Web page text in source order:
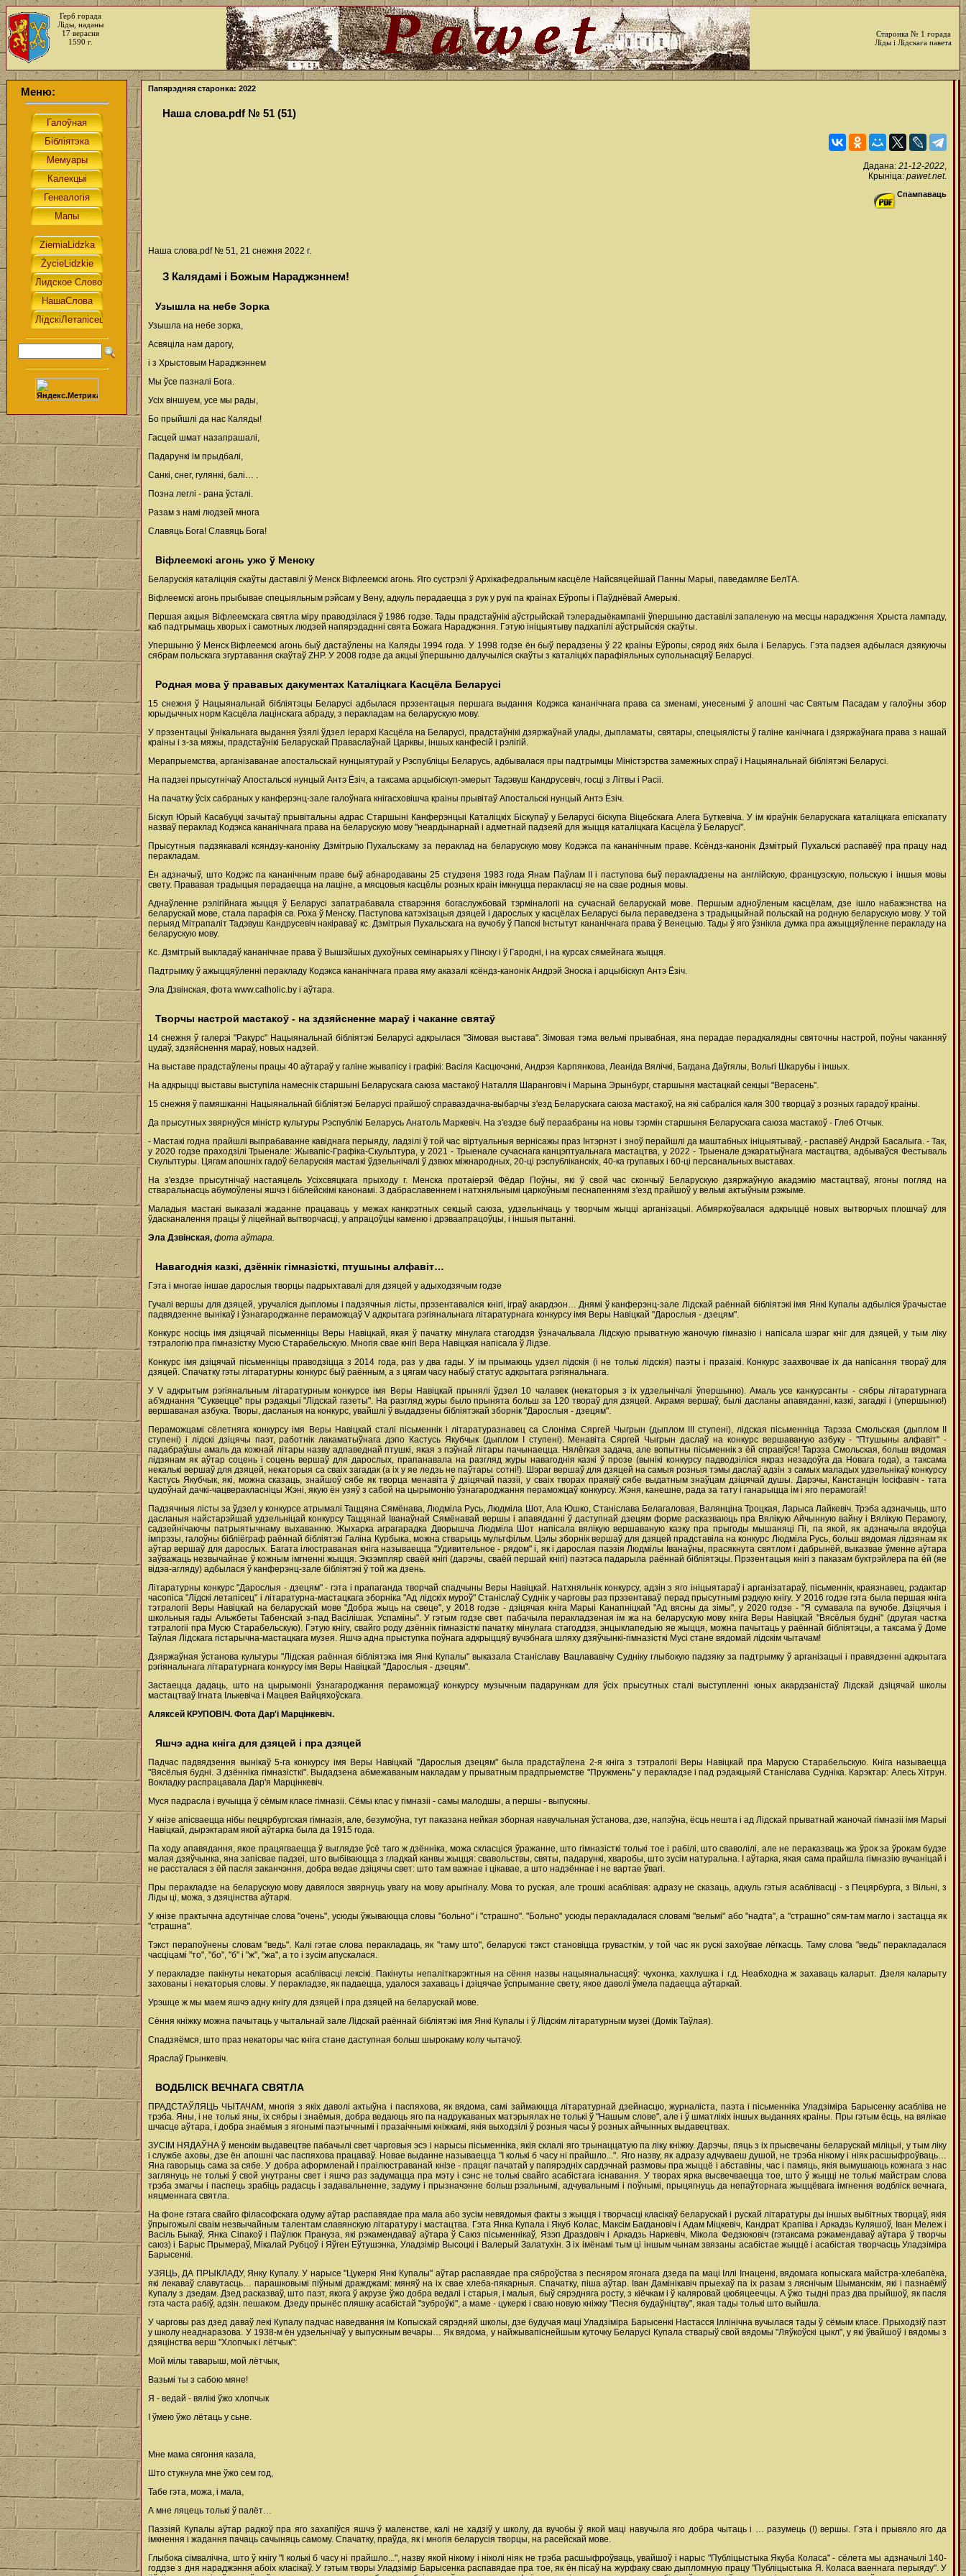
Герб горада
Ліды, наданы
17 верасня
1590 г.
Старонка № 1 горада
Ліды і Лідскага павета
Меню: Папярэдняя старонка: 2022
Наша слова.pdf № 51 (51)
Дадана: 21-12-2022,
Крыніца: pawet.net.
Спампаваць
Наша слова.pdf № 51, 21 снежня 2022 г.
З Калядамі і Божым Нараджэннем!
Узышла на небе Зорка
Узышла на небе зорка,
Асвяціла нам дарогу,
і з Хрыстовым Нараджэннем
Мы ўсе пазналі Бога.
Усіх віншуем, усе мы рады,
Бо прыйшлі да нас Каляды!
Гасцей шмат назапрашалі,
Падарункі ім прыдбалі,
Санкі, снег, гулянкі, балі… .
Позна леглі - рана ўсталі.
Разам з намі людзей многа
Славяць Бога! Славяць Бога!
Віфлеемскі агонь ужо ў Менску
Беларускія каталіцкія скаўты даставілі ў Менск Віфлеемскі агонь. Яго сустрэлі ў Архікафедральным касцёле Найсвяцейшай Панны Марыі, паведамляе БелТА.
Віфлеемскі агонь прыбывае спецыяльным рэйсам у Вену, адкуль перадаецца з рук у рукі па краінах Еўропы і Паўднёвай Амерыкі.
Першая акцыя Віфлеемскага святла міру праводзілася ў 1986 годзе. Тады прадстаўнікі аўстрыйскай тэлерадыёкампаніі ўпершыню даставілі запаленую на месцы нараджэння Хрыста лампаду,
каб падтрымаць хворых і самотных людзей напярэдаднні свята Божага Нараджэння. Гэтую ініцыятыву падхапілі аўстрыйскія скаўты.
Упершыню ў Менск Віфлеемскі агонь быў дастаўлены на Каляды 1994 года. У 1998 годзе ён быў перадзены ў 22 краіны Еўропы, сярод якіх была і Беларусь. Гэта падзея адбылася дзякуючы
сябрам польскага згуртавання скаўтаў ZHP. У 2008 годзе да акцыі ўпершыню далучыліся скаўты з каталіцкіх парафіяльных супольнасцяў Беларусі.
Родная мова ў прававых дакументах Каталіцкага Касцёла Беларусі
15 снежня ў Нацыянальнай бібліятэцы Беларусі адбылася прэзентацыя першага выдання Кодэкса кананічнага права са зменамі, унесенымі ў апошні час Святым Пасадам у галоўны збор
юрыдычных норм Касцёла лацінскага абраду, з перакладам на беларускую мову.
У прэзентацыі ўнікальнага выдання ўзялі ўдзел іерархі Касцёла на Беларусі, прадстаўнікі дзяржаўнай улады, дыпламаты, святары, спецыялісты ў галіне канічнага і дзяржаўнага права з нашай
краіны і з-за мяжы, прадстаўнікі Беларускай Праваслаўнай Царквы, іншых канфесій і рэлігій.
Мерапрыемства, арганізаванае апостальскай нунцыятурай у Рэспубліцы Беларусь, адбывалася пры падтрымцы Міністэрства замежных спраў і Нацыянальнай бібліятэкі Беларусі.
На падзеі прысутнічаў Апостальскі нунцый Антэ Ёзіч, а таксама арцыбіскуп-эмерыт Тадэвуш Кандрусевіч, госці з Літвы і Расіі.
На пачатку ўсіх сабраных у канферэнц-зале галоўнага кнігасховішча краіны прывітаў Апостальскі нунцый Антэ Ёзіч.
Біскуп Юрый Касабуцкі зачытаў прывітальны адрас Старшыні Канферэнцыі Каталіцкіх Біскупаў у Беларусі біскупа Віцебскага Алега Буткевіча. У ім кіраўнік беларускага каталіцкага епіскапату
назваў пераклад Кодэкса кананічнага права на беларускую мову "неардынарнай і адметнай падзеяй для жыцця каталіцкага Касцёла ў Беларусі".
Прысутныя падзякавалі ксяндзу-каноніку Дзмітрыю Пухальскаму за пераклад на беларускую мову Кодэкса па кананічным праве. Ксёндз-канонік Дзмітрый Пухальскі распавёў пра працу над
перакладам.
Ён адзначыў, што Кодэкс па кананічным праве быў абнародаваны 25 студзеня 1983 года Янам Паўлам II і паступова быў перакладзены на англійскую, французскую, польскую і іншыя мовы
свету. Прававая традыцыя перадаецца на лаціне, а мясцовыя касцёлы розных краін імкнуцца перакласці яе на свае родныя мовы.
Аднаўленне рэлігійнага жыцця ў Беларусі запатрабавала стварэння богаслужбовай тэрміналогіі на сучаснай беларускай мове. Першым адноўленым касцёлам, дзе ішло набажэнства на
беларускай мове, стала парафія св. Роха ў Менску. Паступова катэхізацыя дзяцей і дарослых у касцёлах Беларусі была пераведзена з традыцыйнай польскай на родную беларускую мову. У той
перыяд Мітрапаліт Тадэвуш Кандрусевіч накіраваў кс. Дзмітрыя Пухальскага на вучобу ў Папскі Інстытут кананічнага права ў Венецыю. Тады ў яго ўзнікла думка пра ажыццяўленне перакладу на
беларускую мову.
Кс. Дзмітрый выкладаў кананічнае права ў Вышэйшых духоўных семінарыях у Пінску і ў Гародні, і на курсах сямейнага жыцця.
Падтрымку ў ажыццяўленні перакладу Кодэкса кананічнага права яму аказалі ксёндз-канонік Андрэй Зноска і арцыбіскуп Антэ Ёзіч.
Эла Дзвінская, фота www.catholic.by і аўтара.
Творчы настрой мастакоў - на здзяйсненне мараў і чаканне святаў
14 снежня ў галерэі "Ракурс" Нацыянальнай бібліятэкі Беларусі адкрылася "Зімовая выстава". Зімовая тэма вельмі прывабная, яна перадае перадкалядны святочны настрой, поўны чаканняў
цудаў, здзяйснення мараў, новых надзей.
На выставе прадстаўлены працы 40 аўтараў у галіне жывапісу і графікі: Васіля Касцючэнкі, Андрэя Карпянкова, Леаніда Вялічкі, Багдана Даўгялы, Вольгі Шкарубы і іншых.
На адкрыцці выставы выступіла намеснік старшыні Беларускага саюза мастакоў Наталля Шаранговіч і Марына Эрынбург, старшыня мастацкай секцыі "Верасень".
15 снежня ў памяшканні Нацыянальнай бібліятэкі Беларусі прайшоў справаздачна-выбарчы з'езд Беларускага саюза мастакоў, на які сабраліся каля 300 творцаў з розных гарадоў краіны.
Да прысутных звярнуўся міністр культуры Рэспублікі Беларусь Анатоль Маркевіч. На з'ездзе быў пераабраны на новы тэрмін старшыня Беларускага саюза мастакоў - Глеб Отчык.
- Мастакі годна прайшлі выпрабаванне кавіднага перыяду, ладзілі ў той час віртуальныя вернісажы праз Інтэрнэт і зноў перайшлі да маштабных ініцыятываў, - распавёў Андрэй Басалыга. - Так,
у 2020 годзе праходзілі Трыенале: Жывапіс-Графіка-Скульптура, у 2021 - Трыенале сучаснага канцэптуальнага мастацтва, у 2022 - Трыенале дэкаратыўнага мастацтва, адбываўся Фестываль
Скульптуры. Цягам апошніх гадоў беларускія мастакі ўдзельнічалі ў дзвюх міжнародных, 20-ці рэспубліканскіх, 40-ка групавых і 60-ці персанальных выставах.
На з'ездзе прысутнічаў настаяцель Усіхсвяцкага прыходу г. Менска протаіерэй Фёдар Поўны, які ў свой час скончыў Беларускую дзяржаўную акадэмію мастацтваў, ягоны погляд на
стваральнасць абумоўлены яшчэ і біблейскімі канонамі. З дабраславеннем і натхняльнымі царкоўнымі песнапеннямі з'езд прайшоў у вельмі актыўным рэжыме.
Маладыя мастакі выказалі жаданне працаваць у межах канкрэтных секцый саюза, удзельнічаць у творчым жыцці арганізацыі. Абмяркоўвалася адкрыццё новых вытворчых плошчаў для
ўдасканалення працы ў ліцейнай вытворчасці, у апрацоўцы каменю і дрэваапрацоўцы, і іншыя пытанні.
Эла Дзвінская, фота аўтара.
Навагоднія казкі, дзённік гімназісткі, птушыны алфавіт…
Гэта і многае іншае дарослыя творцы падрыхтавалі для дзяцей у адыходзячым годзе
Гучалі вершы для дзяцей, уручаліся дыпломы і падзячныя лісты, прэзентаваліся кнігі, іграў акардэон… Днямі ў канферэнц-зале Лідскай раённай бібліятэкі імя Янкі Купалы адбыліся ўрачыстае
падвядзенне вынікаў і ўзнагароджанне пераможцаў V адкрытага рэгіянальнага літаратурнага конкурсу імя Веры Навіцкай "Дарослыя - дзецям".
Конкурс носіць імя дзіцячай пісьменніцы Веры Навіцкай, якая ў пачатку мінулага стагоддзя ўзначальвала Лідскую прыватную жаночую гімназію і напісала шэраг кніг для дзяцей, у тым ліку
тэтралогію пра гімназістку Мусю Старабельскую. Многія свае кнігі Вера Навіцкая напісала ў Лідзе.
Конкурс імя дзіцячай пісьменніцы праводзіцца з 2014 года, раз у два гады. У ім прымаюць удзел лідскія (і не толькі лідскія) паэты і празаікі. Конкурс заахвочвае іх да напісання твораў для
дзяцей. Спачатку гэты літаратурны конкурс быў раённым, а з цягам часу набыў статус адкрытага рэгіянальнага.
У V адкрытым рэгіянальным літаратурным конкурсе імя Веры Навіцкай прынялі ўдзел 10 чалавек (некаторыя з іх удзельнічалі ўпершыню). Амаль усе канкурсанты - сябры літаратурнага
аб'яднання "Суквецце" пры рэдакцыі "Лідскай газеты". На разгляд журы было прынята больш за 120 твораў для дзяцей. Акрамя вершаў, былі дасланы апавяданні, казкі, загадкі і (упершыню!)
вершаваная азбука. Творы, дасланыя на конкурс, увайшлі ў выдадзены бібліятэкай зборнік "Дарослыя - дзецям".
Пераможцамі сёлетняга конкурсу імя Веры Навіцкай сталі пісьменнік і літаратуразнавец са Слоніма Сяргей Чыгрын (дыплом ІІІ ступені), лідская пісьменніца Тарэза Смольская (дыплом ІІ
ступені) і лідскі дзіцячы паэт, работнік лакаматыўнага дэпо Кастусь Якубчык (дыплом І ступені). Менавіта Сяргей Чыгрын даслаў на конкурс вершаваную азбуку - "Птушыны алфавіт" -
падабраўшы амаль да кожнай літары назву адпаведнай птушкі, якая з пэўнай літары пачынаецца. Нялёгкая задача, але вопытны пісьменнік з ёй справіўся! Тарэза Смольская, больш вядомая
лідзянам як аўтар соцень і соцень вершаў для дарослых, прапанавала на разгляд журы навагоднія казкі ў прозе (вынікі конкурсу падводзіліся якраз незадоўга да Новага года), а таксама
некалькі вершаў для дзяцей, некаторыя са сваіх загадак (а іх у яе ледзь не паўтары сотні!). Шэраг вершаў для дзяцей на самыя розныя тэмы даслаў адзін з самых маладых удзельнікаў конкурсу
Кастусь Якубчык, які, можна сказаць, знайшоў сябе як творца менавіта ў дзіцячай паэзіі, у сваіх творах праявіў сябе выдатным знаўцам дзіцячай душы. Дарэчы, Канстанцін Іосіфавіч - тата
цудоўнай дачкі-чацверакласніцы Жэні, якую ён узяў з сабой на цырымонію ўзнагароджання пераможцаў конкурсу. Жэня, канешне, рада за тату і ганарыцца ім і яго перамогай!
Падзячныя лісты за ўдзел у конкурсе атрымалі Таццяна Сямёнава, Людміла Русь, Людміла Шот, Ала Юшко, Станіслава Белагаловая, Валянціна Троцкая, Ларыса Лайкевіч. Трэба адзначыць, што
дасланыя найстарэйшай удзельніцай конкурсу Таццянай Іванаўнай Сямёнавай вершы і апавяданні ў даступнай дзецям форме расказваюць пра Вялікую Айчынную вайну і Вялікую Перамогу,
садзейнічаючы патрыятычнаму выхаванню. Жыхарка аграгарадка Дворышча Людміла Шот напісала вялікую вершаваную казку пра прыгоды мышаняці Пі, па якой, як адзначыла вядоўца
імпрэзы, галоўны бібліёграф раённай бібліятэкі Галіна Курбыка, можна стварыць мультфільм. Цэлы зборнік вершаў для дзяцей прадставіла на конкурс Людміла Русь, больш вядомая лідзянам як
аўтар вершаў для дарослых. Багата ілюстраваная кніга называецца "Удивительное - рядом" і, як і дарослая паэзія Людмілы Іванаўны, прасякнута святлом і дабрынёй, выказвае ўменне аўтара
заўважаць незвычайнае ў кожным імгненні жыцця. Экзэмпляр сваёй кнігі (дарэчы, сваёй першай кнігі) паэтэса падарыла раённай бібліятэцы. Прэзентацыя кнігі з паказам буктрэйлера па ёй (яе
відэа-агляду) адбылася ў канферэнц-зале бібліятэкі ў той жа дзень.
Літаратурны конкурс "Дарослыя - дзецям" - гэта і прапаганда творчай спадчыны Веры Навіцкай. Натхняльнік конкурсу, адзін з яго ініцыятараў і арганізатараў, пісьменнік, краязнавец, рэдактар
часопіса "Лідскі летапісец" і літаратурна-мастацкага зборніка "Ад лідскіх муроў" Станіслаў Суднік у чарговы раз прэзентаваў перад прысутнымі рэдкую кнігу. У 2016 годзе гэта была першая кніга
тэтралогіі Веры Навіцкай на беларускай мове "Добра жыць на свеце", у 2018 годзе - дзіцячая кніга Марыі Канапніцкай "Ад вясны да зімы", у 2020 годзе - "Я сумавала па вучобе. Дзіцячыя і
школьныя гады Альжбеты Табенскай з-пад Васілішак. Успаміны". У гэтым годзе свет пабачыла перакладзеная ім жа на беларускую мову кніга Веры Навіцкай "Вясёлыя будні" (другая частка
тэтралогіі пра Мусю Старабельскую). Гэтую кнігу, свайго роду дзённік гімназісткі пачатку мінулага стагоддзя, энцыклапедыю яе жыцця, можна пачытаць у раённай бібліятэцы, а таксама ў Доме
Таўлая Лідскага гістарычна-мастацкага музея. Яшчэ адна прыступка поўнага адкрыццяў вучэбнага шляху дзяўчынкі-гімназісткі Мусі стане вядомай лідскім чытачам!
Дзяржаўная ўстанова культуры "Лідская раённая бібліятэка імя Янкі Купалы" выказала Станіславу Вацлававічу Судніку глыбокую падзяку за падтрымку ў арганізацыі і правядзенні адкрытага
рэгіянальнага літаратурнага конкурсу імя Веры Навіцкай "Дарослыя - дзецям".
Застаецца дадаць, што на цырымоніі ўзнагароджання пераможцаў конкурсу музычным падарункам для ўсіх прысутных сталі выступленні юных акардэаністаў Лідскай дзіцячай школы
мастацтваў Ігната Ількевіча і Мацвея Вайцяхоўскага.
Аляксей КРУПОВІЧ. Фота Дар'і Марцінкевіч.
Яшчэ адна кніга для дзяцей і пра дзяцей
Падчас падвядзення вынікаў 5-га конкурсу імя Веры Навіцкай "Дарослыя дзецям" была прадстаўлена 2-я кніга з тэтралогіі Веры Навіцкай пра Марусю Старабельскую. Кніга называецца
"Вясёлыя будні. З дзённіка гімназісткі". Выдадзена абмежаваным накладам у прыватным прадпрыемстве "Пружмень" у перакладзе і пад рэдакцыяй Станіслава Судніка. Карэктар: Алесь Хітрун.
Вокладку распрацавала Дар'я Марцінкевіч.
Муся падрасла і вучыцца ў сёмым класе гімназіі. Сёмы клас у гімназіі - самы малодшы, а першы - выпускны.
У кнізе апісваецца нібы пецярбургская гімназія, але, безумоўна, тут паказана нейкая зборная навучальная ўстанова, дзе, напэўна, ёсць нешта і ад Лідскай прыватнай жаночай гімназіі імя Марыі
Навіцкай, дырэктарам якой аўтарка была да 1915 года.
Па ходу апавядання, якое працягваецца ў выглядзе ўсё таго ж дзённіка, можа скласціся ўражанне, што гімназісткі толькі тое і рабілі, што сваволілі, але не пераказваць жа ўрок за ўрокам будзе
малая дзяўчынка, яна запісвае падзеі, што выбіваюцца з гладкай канвы жыцця: свавольствы, святы, падарункі, хваробы, што зусім натуральна. І аўтарка, якая сама прайшла гімназію вучаніцай і
не рассталася з ёй пасля заканчэння, добра ведае дзіцячы свет: што там важнае і цікавае, а што надзённае і не вартае ўвагі.
Пры перакладзе на беларускую мову давялося звярнуць увагу на мову арыгіналу. Мова то руская, але трошкі асаблівая: адразу не сказаць, адкуль гэтыя асаблівасці - з Пецярбурга, з Вільні, з
Ліды ці, можа, з дзяцінства аўтаркі.
У кнізе практычна адсутнічае слова "очень", усюды ўжываюцца словы "больно" і "страшно". "Больно" усюды перакладалася словамі "вельмі" або "надта", а "страшно" сям-там магло і застацца як
"страшна".
Тэкст перапоўнены словам "ведь". Калі гэтае слова перакладаць, як "таму што", беларускі тэкст становіцца грувасткім, у той час як рускі захоўвае лёгкасць. Таму слова "ведь" перакладалася
часціцамі "то", "бо", "б" і "ж", "жа", а то і зусім апускалася.
У перакладзе пакінуты некаторыя асаблівасці лексікі. Пакінуты непаліткарэктныя на сёння назвы нацыянальнасцяў: чухонка, хахлушка і г.д. Неабходна ж захаваць каларыт. Дзеля каларыту
захованы і некаторыя словы. У перакладзе, як падаецца, удалося захаваць і дзіцячае ўспрыманне свету, якое даволі ўмела падаецца аўтаркай.
Урэшце ж мы маем яшчэ адну кнігу для дзяцей і пра дзяцей на беларускай мове.
Сёння кніжку можна пачытаць у чытальнай зале Лідскай раённай бібліятэкі імя Янкі Купалы і ў Лідскім літаратурным музеі (Домік Таўлая).
Спадзяёмся, што праз некаторы час кніга стане даступная больш шырокаму колу чытачоў.
Яраслаў Грынкевіч.
ВОДБЛІСК ВЕЧНАГА СВЯТЛА
ПРАДСТАЎЛЯЦЬ ЧЫТАЧАМ, многія з якіх даволі актыўна і паспяхова, як вядома, самі займаюцца літаратурнай дзейнасцю, журналіста, паэта і пісьменніка Уладзіміра Барысенку асабліва не
трэба. Яны, і не толькі яны, іх сябры і знаёмыя, добра ведаюць яго па надрукаваных матэрыялах не толькі ў "Нашым слове", але і ў шматлікіх іншых выданнях краіны. Пры гэтым ёсць, на вялікае
шчасце аўтара, і добра знаёмыя з ягонымі паэтычнымі і празаічнымі кніжкамі, якія выходзілі ў розныя часы ў розных айчынных выдавецтвах.
ЗУСІМ НЯДАЎНА ў менскім выдавецтве пабачылі свет чарговыя эсэ і нарысы пісьменніка, якія склалі яго трынаццатую па ліку кніжку. Дарэчы, пяць з іх прысвечаны беларускай міліцыі, у тым ліку
і службе аховы, дзе ён апошні час паспяхова працаваў. Новае выданне называецца "І колькі б часу ні прайшло...". Яго назву, як адразу адчуваеш душой, не трэба нікому і ніяк расшыфроўваць…
Яна гаворыць сама за сябе. У добра аформленай і праілюстраванай кнізе - працяг пачатай у папярэдніх сардэчнай размовы пра жыццё і абставіны, час і памяць, якія вымушаюць кожнага з нас
заглянуць не толькі ў свой унутраны свет і яшчэ раз задумацца пра мэту і сэнс не толькі свайго асабістага існавання. У творах ярка высвечваецца тое, што ў жыцці не толькі майстрам слова
трэба змагчы і паспець зрабіць радасць і задавальненне, задуму і прызначэнне больш рэальнымі, адчувальнымі і поўнымі, прыцягнуць да непаўторнага жыццёвага імгнення водбліск вечнага,
няцменнага святла.
На фоне гэтага свайго філасофскага одуму аўтар распавядае пра мала або зусім невядомыя факты з жыцця і творчасці класікаў беларускай і рускай літаратуры ды іншых выбітных творцаў, якія
ўпрыгожылі сваім незвычайным талентам славянскую літаратуру і мастацтва. Гэта Янка Купала і Якуб Колас, Максім Багдановіч і Адам Міцкевіч, Кандрат Крапіва і Аркадзь Куляшоў, Іван Мележ і
Васіль Быкаў, Янка Сіпакоў і Паўлюк Прануза, які рэкамендаваў аўтара ў Саюз пісьменнікаў, Язэп Драздовіч і Аркадзь Наркевіч, Мікола Федзюковіч (гэтаксама рэкамендаваў аўтара ў творчы
саюз) і Барыс Прымераў, Мікалай Рубцоў і Яўген Еўтушэнка, Уладзімір Высоцкі і Валерый Залатухін. З іх імёнамі тым ці іншым чынам звязаны асабістае жыццё і асабістая творчасць Уладзіміра
Барысенкі.
УЗЯЦЬ, ДА ПРЫКЛАДУ, Янку Купалу. У нарысе "Цукеркі Янкі Купалы" аўтар распавядае пра сяброўства з песняром ягонага дзеда па маці Іллі Ігнаценкі, вядомага копыскага майстра-хлебапёка,
які лекаваў славутасць… парашковымі піўнымі дражджамі: мяняў на іх свае хлеба-пякарныя. Спачатку, піша аўтар. Іван Дамінікавіч прыехаў па іх разам з ляснічым Шыманскім, які і пазнаёміў
Купалу з дзедам. Дзед расказваў, што паэт, якога ў акрузе ўжо добра ведалі і старыя, і малыя, быў сярэдняга росту, з кіёчкам і ў каляровай цюбяцеечцы. А ўжо тыдні праз два прыйшоў, як пасля
гэта часта рабіў, адзін. пешаком. Дзеду прынёс пляшку асабістай "зуброўкі", а маме - цукеркі і сваю новую кніжку "Песня будаўніцтву", якая тады толькі што выйшла.
У чарговы раз дзед даваў лекі Купалу падчас наведвання ім Копыскай сярэдняй школы, дзе будучая маці Уладзіміра Барысенкі Настасся Іллінічна вучылася тады ў сёмым класе. Прыходзіў паэт
у школу неаднаразова. У 1938-м ён удзельнічаў у выпускным вечары… Як вядома, у найжывапіснейшым куточку Беларусі Купала стварыў свой вядомы "Ляўкоўскі цыкл", у які ўвайшоў і вядомы з
дзяцінства верш "Хлопчык і лётчык":
Мой мілы таварыш, мой лётчык,
Вазьмі ты з сабою мяне!
Я - ведай - вялікі ўжо хлопчык
I ўмею ўжо лётаць у сьне.
Мне мама сягоння казала,
Што стукнула мне ўжо сем год,
Табе гэта, можа, і мала,
А мне ляцець толькі ў палёт…
Паэзіяй Купалы аўтар радкоў пра яго захапіўся яшчэ ў маленстве, калі не хадзіў у школу, да вучобы ў якой маці навучыла яго добра чытаць і … разумець (!) вершы. Гэта і прывяло яго да
імкнення і жадання пачаць сачыняць самому. Спачатку, праўда, як і многія беларусія творцы, на расейскай мове.
Глыбока сімвалічна, што ў кнігу "І колькі б часу ні прайшло...", назву якой нікому і ніколі ніяк не трэба расшыфроўваць, увайшоў і нарыс "Публіцыстыка Якуба Коласа" - сёлета мы адзначылі 140-
годдзе з дня нараджэння абоіх класікаў. У гэтым творы Уладзімір Барысенка распавядае пра тое, як ён пісаў на журфаку сваю дыпломную працу "Публіцыстыка Я. Коласа ваеннага перыяду". У